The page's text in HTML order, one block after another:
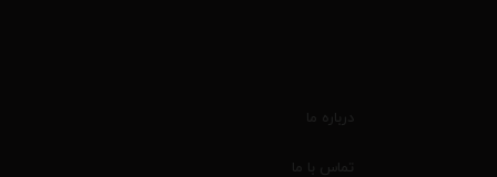
درباره ما
تماس با ما